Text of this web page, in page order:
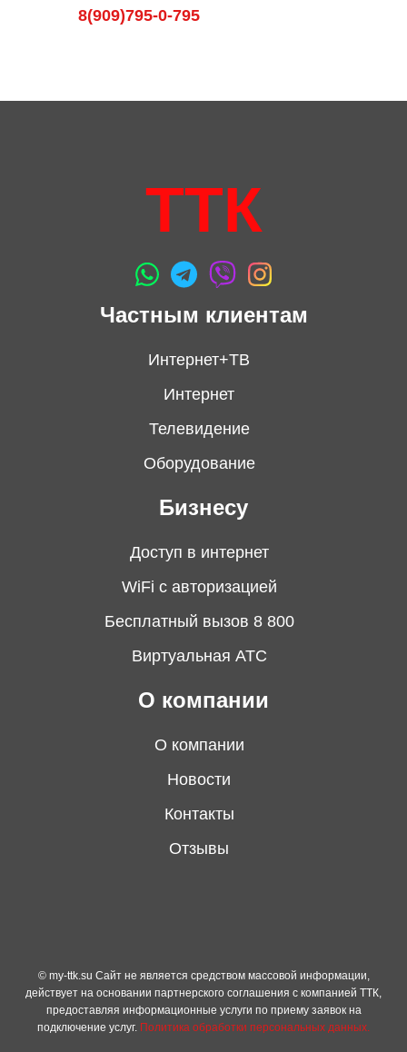
8(909)795-0-795
ТТК
Частным клиентам
Интернет+ТВ
Интернет
Телевидение
Оборудование
Бизнесу
Доступ в интернет
WiFi с авторизацией
Бесплатный вызов 8 800
Виртуальная АТС
О компании
О компании
Новости
Контакты
Отзывы
© my-ttk.su Cайт не является средством массовой информации,
действует на основании партнерского соглашения с компанией ТТК,
предоставляя информационные услуги по приему заявок на
подключение услуг. Политика обработки персональных данных.